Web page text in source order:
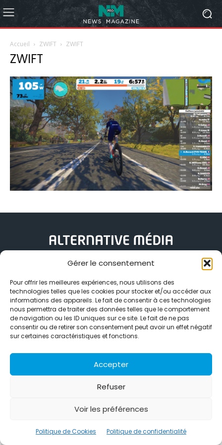
Gérer le consentement
Pour offrir les meilleures expériences, nous utilisons des
technologies telles que les cookies pour stocker et/ou accéder aux
informations des appareils. Le fait de consentir à ces technologies
nous permettra de traiter des données telles que le comportement
de navigation ou les ID uniques sur ce site. Le fait de ne pas
consentir ou de retirer son consentement peut avoir un effet négatif
sur certaines caractéristiques et fonctions.
Accepter
Refuser
Voir les préférences
Politique de Cookies Politique de confidentialité
Accueil ZWIFT ZWIFT
ZWIFT
Alternative Média est une agence de relations presse et de
relations publiques basée à Grenoble. Depuis 1995, elle conçoit et
pilote des stratégies de visibilité en France et à l’international
grâce à un réseau d’agences partenaires.
Contactez-nous :info@alternativemedia.fr
© Copyright - Alternative Média2026
International
Références